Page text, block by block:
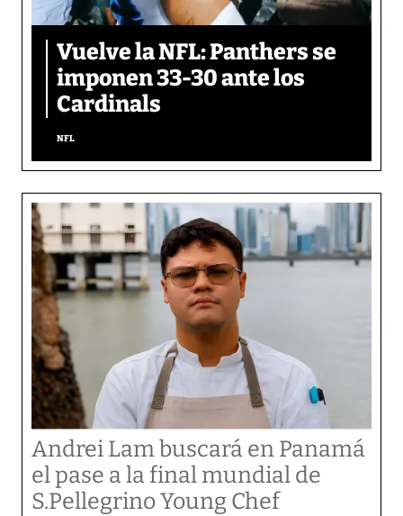
Vuelve la NFL: Panthers se
imponen 33-30 ante los
Cardinals
NFL
Andrei Lam buscará en Panamá
el pase a la final mundial de
S.Pellegrino Young Chef